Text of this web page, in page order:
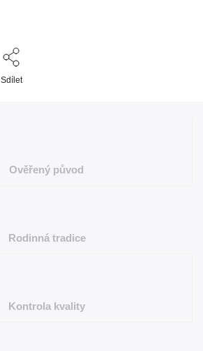
Sdílet
Ověřený původ
Rodinná tradice
Kontrola kvality